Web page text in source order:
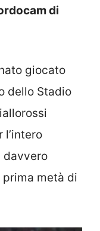
di
giocato
dello Stadio
davvero
metà di